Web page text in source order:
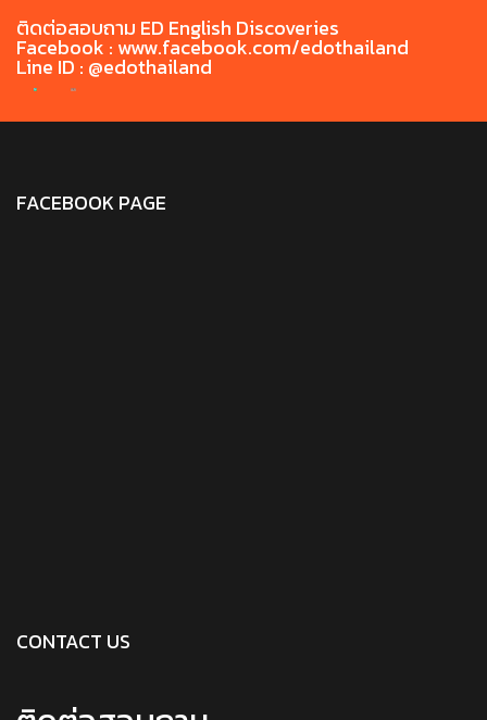
ติดต่อสอบถาม ED English Discoveries
Facebook : www.facebook.com/edothailand
Line ID : @edothailand
FACEBOOK PAGE
CONTACT US